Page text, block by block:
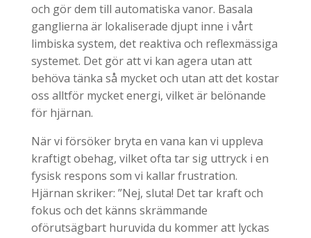
och gör dem till automatiska vanor. Basala
ganglierna är lokaliserade djupt inne i vårt
limbiska system, det reaktiva och reflexmässiga
systemet. Det gör att vi kan agera utan att
behöva tänka så mycket och utan att det kostar
oss alltför mycket energi, vilket är belönande
för hjärnan.
När vi försöker bryta en vana kan vi uppleva
kraftigt obehag, vilket ofta tar sig uttryck i en
fysisk respons som vi kallar frustration.
Hjärnan skriker: ”Nej, sluta! Det tar kraft och
fokus och det känns skrämmande
oförutsägbart huruvida du kommer att lyckas